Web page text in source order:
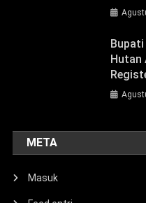
Bupati
Hutan
META
Masuk